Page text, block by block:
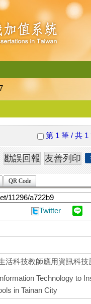
第 1 筆 / 共 1
QR Code
Twitter
活科技教師應用資訊科技
Technology to
in Tainan City